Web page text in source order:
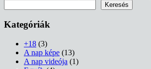
Keresés
Kategóriák
+18 (3)
A nap képe (13)
A nap videója (1)